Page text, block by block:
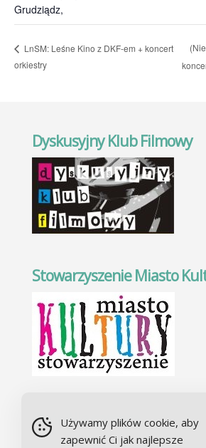
Grudziądz,
LnSM: Leśne Kino z DKF-em + koncert
orkiestry
Dyskusyjny Klub Filmowy
Stowarzyszenie Miasto
Chór Alla camera
Używamy plików cookie, aby
zapewnić Ci jak najlepsze